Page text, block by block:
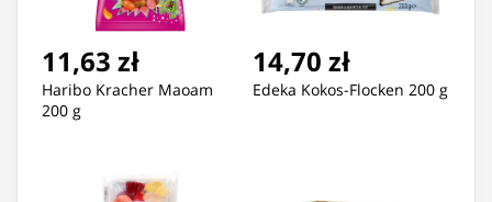
11,63 zł
Haribo Kracher Maoam
200 g
14,70 zł
Edeka Kokos-Flocken 200 g